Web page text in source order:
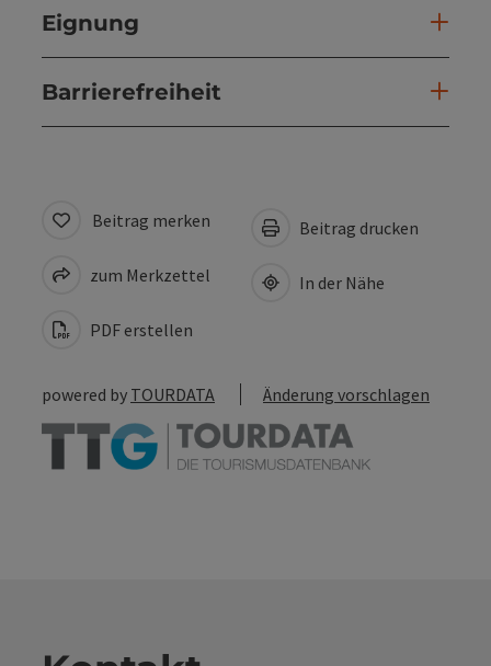
Eignung
Barrierefreiheit
Beitrag merken
zum Merkzettel
PDF erstellen
Beitrag drucken
In der Nähe
powered by TOURDATA Änderung vorschlagen